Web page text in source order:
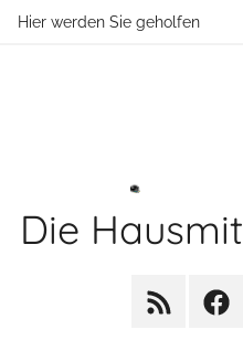
ZumHier werden Sie geholfen
Die
RSS